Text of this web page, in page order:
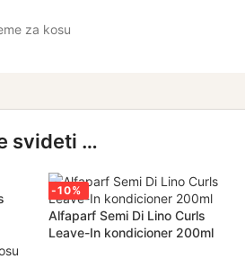
za kosu
svideti …
-10%
Alfaparf Semi Di Lino Curls
Leave-In kondicioner 200ml